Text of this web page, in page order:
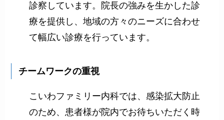
診察しています。院長の強みを生かした診
療を提供し、地域の方々のニーズに合わせ
て幅広い診療を行っています。
チームワークの重視
こいわファミリー内科では、感染拡大防止
のため、患者様が院内でお待ちいただく時